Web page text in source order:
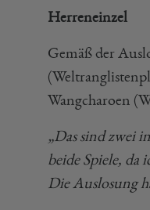
Herreneinzel
Gemäß der
Wangcharoen
„Das sind zwei
beide Spiele, da
Die Auslosung